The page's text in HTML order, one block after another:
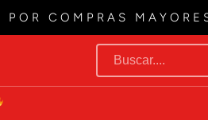
POR COMPRAS